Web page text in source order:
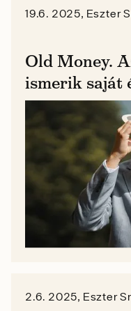
19.6. 2025, Eszter
Old Money.
ismerik saját
2.6. 2025, Eszter